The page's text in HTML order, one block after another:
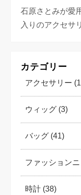
石原さとみが愛
入りのアクセサ
カテゴリー
アクセサリー
ウィッグ (3)
バッグ (41)
ファッション
時計 (38)